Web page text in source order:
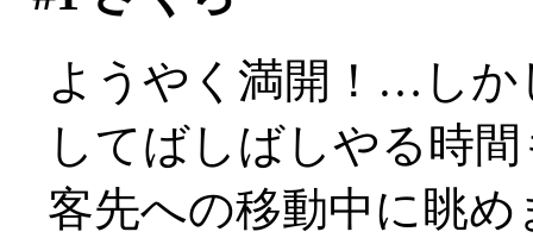
ようやく満開！…しか
してばしばしやる時
客先への移動中に眺